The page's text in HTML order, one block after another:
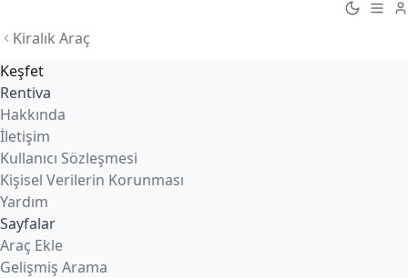
Kiralık Araç
Keşfet
Rentiva
Hakkında
İletişim
Kullanıcı Sözleşmesi
Kişisel Verilerin Korunması
Yardım
Sayfalar
Araç Ekle
Gelişmiş Arama